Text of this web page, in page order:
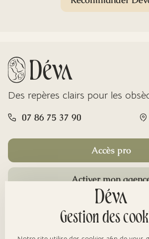
Des repères clairs pour les
07 86 75 37 90
Accès pro
Activer mon
Gestion des